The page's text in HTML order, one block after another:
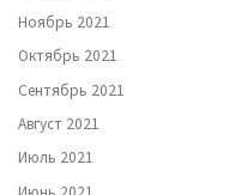
Ноябрь 2021
Октябрь 2021
Сентябрь 2021
Август 2021
Июль 2021